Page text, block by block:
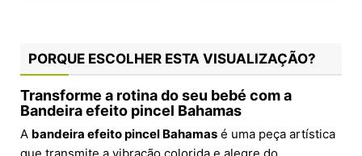
PORQUE ESCOLHER ESTA VISUALIZAÇÃO?
Transforme a rotina do seu bebé com a
Bandeira efeito pincel Bahamas
A bandeira efeito pincel Bahamas é uma peça artística